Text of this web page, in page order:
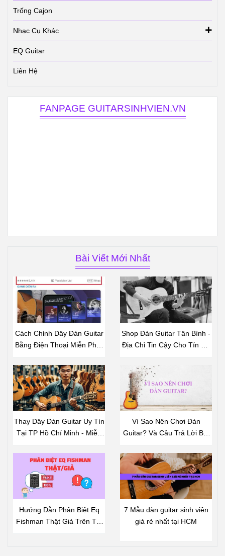
Trống Cajon
Nhạc Cụ Khác
EQ Guitar
Liên Hệ
FANPAGE GUITARSINHVIEN.VN
Bài Viết Mới Nhất
Cách Chỉnh Dây Đàn Guitar
Bằng Điện Thoại Miễn Phí -
Shop Đàn Guitar Tân Bình -
Địa Chỉ Tin Cậy Cho Tín Đồ
Thay Dây Đàn Guitar Uy Tín
Tại TP Hồ Chí Minh - Miễn
Dây Đàn Tại Shop
Vì Sao Nên Chơi Đàn
Guitar? Và Câu Trả Lời Bất
Hướng Dẫn Phân Biệt Eq
Fishman Thật Giả Trên Thị
7 Mẫu đàn guitar sinh viên
giá rẻ nhất tại HCM